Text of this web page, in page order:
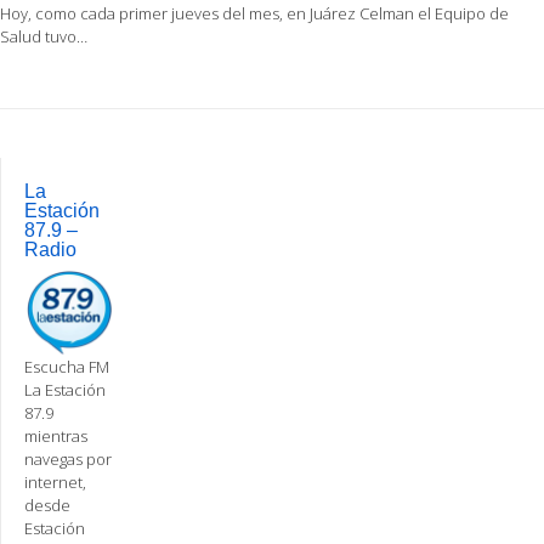
Hoy, como cada primer jueves del mes, en Juárez Celman el Equipo de
Salud tuvo…
navigation
La
Estación
87.9 –
Radio
Escucha FM
La Estación
87.9
mientras
navegas por
internet,
desde
Estación